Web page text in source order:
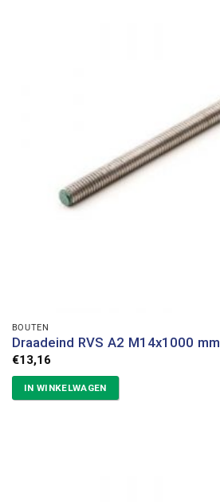
BOUTEN
Draadeind RVS A2 M14x1000 mm
€13,16
IN WINKELWAGEN